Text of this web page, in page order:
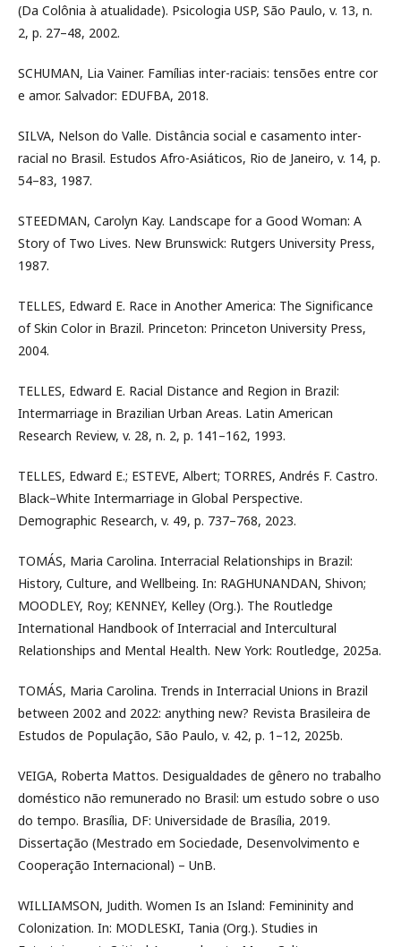
(Da Colônia à atualidade). Psicologia USP, São Paulo, v. 13, n.
2, p. 27–48, 2002.
SCHUMAN, Lia Vainer. Famílias inter-raciais: tensões entre cor
e amor. Salvador: EDUFBA, 2018.
SILVA, Nelson do Valle. Distância social e casamento inter-
racial no Brasil. Estudos Afro-Asiáticos, Rio de Janeiro, v. 14, p.
54–83, 1987.
STEEDMAN, Carolyn Kay. Landscape for a Good Woman: A
Story of Two Lives. New Brunswick: Rutgers University Press,
1987.
TELLES, Edward E. Race in Another America: The Significance
of Skin Color in Brazil. Princeton: Princeton University Press,
2004.
TELLES, Edward E. Racial Distance and Region in Brazil:
Intermarriage in Brazilian Urban Areas. Latin American
Research Review, v. 28, n. 2, p. 141–162, 1993.
TELLES, Edward E.; ESTEVE, Albert; TORRES, Andrés F. Castro.
Black–White Intermarriage in Global Perspective.
Demographic Research, v. 49, p. 737–768, 2023.
TOMÁS, Maria Carolina. Interracial Relationships in Brazil:
History, Culture, and Wellbeing. In: RAGHUNANDAN, Shivon;
MOODLEY, Roy; KENNEY, Kelley (Org.). The Routledge
International Handbook of Interracial and Intercultural
Relationships and Mental Health. New York: Routledge, 2025a.
TOMÁS, Maria Carolina. Trends in Interracial Unions in Brazil
between 2002 and 2022: anything new? Revista Brasileira de
Estudos de População, São Paulo, v. 42, p. 1–12, 2025b.
VEIGA, Roberta Mattos. Desigualdades de gênero no trabalho
doméstico não remunerado no Brasil: um estudo sobre o uso
do tempo. Brasília, DF: Universidade de Brasília, 2019.
Dissertação (Mestrado em Sociedade, Desenvolvimento e
Cooperação Internacional) – UnB.
WILLIAMSON, Judith. Women Is an Island: Femininity and
Colonization. In: MODLESKI, Tania (Org.). Studies in